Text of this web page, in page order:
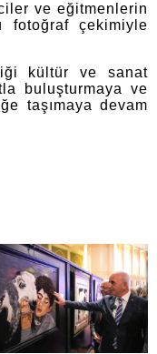
ve eğitmenlerin
fotoğraf çekimiyle
kültür ve sanat
buluşturmaya ve
taşımaya devam